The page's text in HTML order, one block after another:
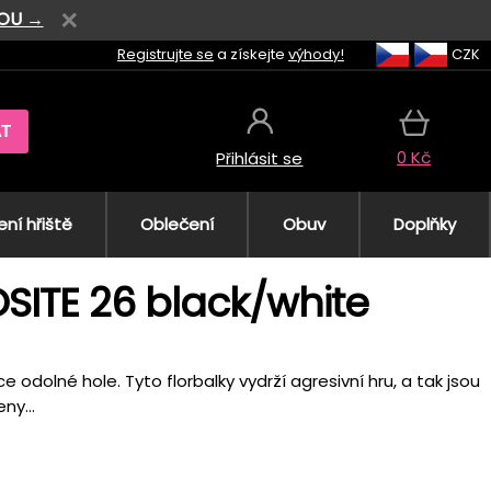
→
Registrujte se a získejte výhody! CZK
Přihlásit se 0 Kč
hřiště Oblečení Obuv Doplňky
26 black/white
odolné hole. Tyto florbalky vydrží agresivní hru, a tak jsou